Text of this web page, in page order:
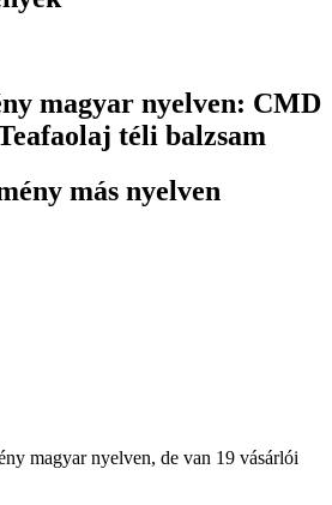
magyar nyelven: CMD
téli balzsam
más nyelven
magyar nyelven, de van 19 vásárlói